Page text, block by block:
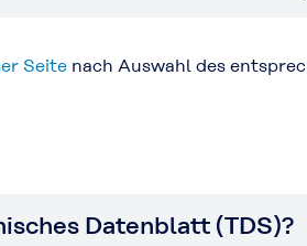
Seite nach Auswahl des
Datenblatt (TDS)?